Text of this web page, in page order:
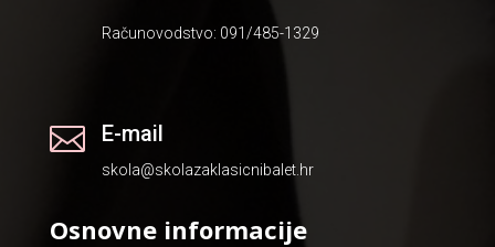
Računovodstvo: 091/485-1329
 E-mail
skola@skolazaklasicnibalet.hr
Osnovne informacije